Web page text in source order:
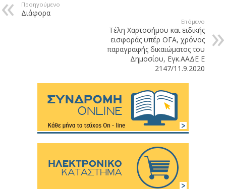
Προηγούμενο
Διάφορα
Επόμενο
Τέλη Χαρτοσήμου και ειδικής
εισφοράς υπέρ ΟΓΑ, χρόνος
παραγραφής δικαιώματος του
Δημοσίου, Εγκ.ΑΑΔΕ Ε
2147/11.9.2020